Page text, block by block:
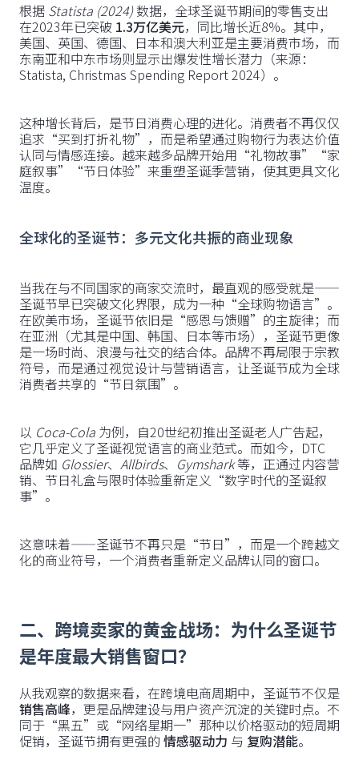
根据 Statista (2024)数据，全球圣诞节期间的零售支出
在2023年已突破 1.3万亿美元，同比增长近8%。其中，
美国、英国、德国、日本和澳大利亚是主要消费市场，而
东南亚和中东市场则显示出爆发性增长潜力（来源：
Statista, Christmas Spending Report 2024）。
这种增长背后，是节日消费心理的进化。消费者不再仅仅
追求“买到打折礼物”，而是希望通过购物行为表达价值
认同与情感连接。越来越多品牌开始用“礼物故事”“家
庭叙事”“节日体验”来重塑圣诞季营销，使其更具文化
温度。
全球化的圣诞节：多元文化共振的商业现象
当我在与不同国家的商家交流时，最直观的感受就是——
圣诞节早已突破文化界限，成为一种“全球购物语言”。
在欧美市场，圣诞节依旧是“感恩与馈赠”的主旋律；而
在亚洲（尤其是中国、韩国、日本等市场），圣诞节更像
是一场时尚、浪漫与社交的结合体。品牌不再局限于宗教
符号，而是通过视觉设计与营销语言，让圣诞节成为全球
消费者共享的“节日氛围”。
以 Coca-Cola 为例，自20世纪初推出圣诞老人广告起，
它几乎定义了圣诞视觉语言的商业范式。而如今，DTC
品牌如 Glossier、 Allbirds、 Gymshark等，正通过内容营
销、节日礼盒与限时体验重新定义“数字时代的圣诞叙
事”。
这意味着——圣诞节不再只是“节日”，而是一个跨越文
化的商业符号，一个消费者重新定义品牌认同的窗口。
二、跨境卖家的黄金战场：为什么圣诞节
是年度最大销售窗口？
从我观察的数据来看，在跨境电商周期中，圣诞节不仅是
销售高峰，更是品牌建设与用户资产沉淀的关键时点。不
同于“黑五”或“网络星期一”那种以价格驱动的短周期
促销，圣诞节拥有更强的 情感驱动力 与 复购潜能。